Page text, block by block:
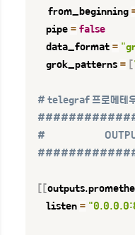
     from_beginning
    pipe
= false
    data_format
=
    grok_patterns
= [
# telegraf 프로메테
#
[ [
    listen
=